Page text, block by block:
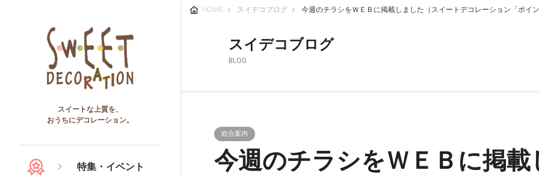
スイートな上質を、
おうちにデコレーション。
特集・イベント
HOME スイデコブログ 今週のチラシをＷＥＢに掲載しました（スイートデコレーション「ポイ
スイデコブログ
BLOG
総合案内
今週のチラシをＷＥＢに掲載